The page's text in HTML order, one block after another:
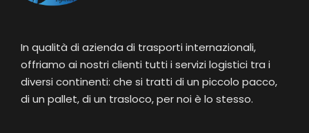
In qualità di azienda di trasporti internazionali,
offriamo ai nostri clienti tutti i servizi logistici tra i
diversi continenti: che si tratti di un piccolo pacco,
di un pallet, di un trasloco, per noi è lo stesso.